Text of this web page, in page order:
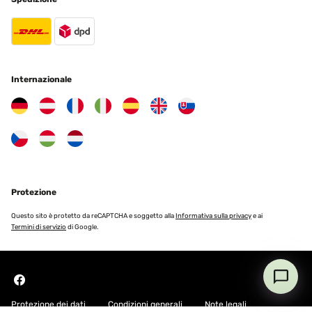
Utente Amazon
Als Elternteil, das stets auf der Suche nach pädagogisch
Natural Learning Tower. Nachdem ich ihn ausgiebig getestet habe,
kann ich sowohl positive als auch kritische Aspekte
anderen erhöhten Oberflächen zu stehen und aktiv am Geschehen
verleiht dem Tower eine hochwertige Optik und passt gut in
moderne Wohnräume.Ein weiterer Pluspunkt ist die Stabilität des
müssen. Zudem lässt sich der Tower leicht zusammenklappen und
platzsparend verstauen, was besonders in kleinen Wohnungen von
Vorteil ist.Allerdings gibt es auch einige kritische Punkte, die nicht
unerwähnt bleiben sollten. Zum einen empfinde ich die Höhe des
Towers als etwas niedrig, insbesondere für ältere Kinder oder
Internazionale
Protezione
Questo sito è protetto da reCAPTCHA e soggetto allaInformativa sulla privacye ai
Termini di servizio di Google.
Protezione dei dati Condizioni generali Note legali